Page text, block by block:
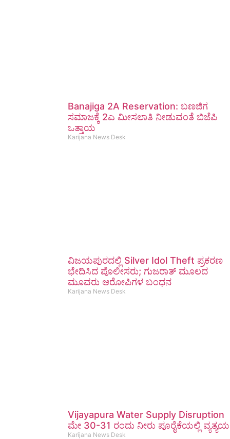
Banajiga 2A Reservation: ಬಣಜಿಗ
ಸಮಾಜಕ್ಕೆ 2ಎ ಮೀಸಲಾತಿ ನೀಡುವಂತೆ ಬಿಜೆಪಿ
ಒತ್ತಾಯ
Karijana News Desk
ವಿಜಯಪುರದಲ್ಲಿ Silver Idol Theft ಪ್ರಕರಣ
ಭೇದಿಸಿದ ಪೊಲೀಸರು; ಗುಜರಾತ್ ಮೂಲದ
ಮೂವರು ಆರೋಪಿಗಳ ಬಂಧನ
Karijana News Desk
Vijayapura Water Supply Disruption
ಮೇ 30-31 ರಂದು ನೀರು ಪೂರೈಕೆಯಲ್ಲಿ ವ್ಯತ್ಯಯ
Karijana News Desk